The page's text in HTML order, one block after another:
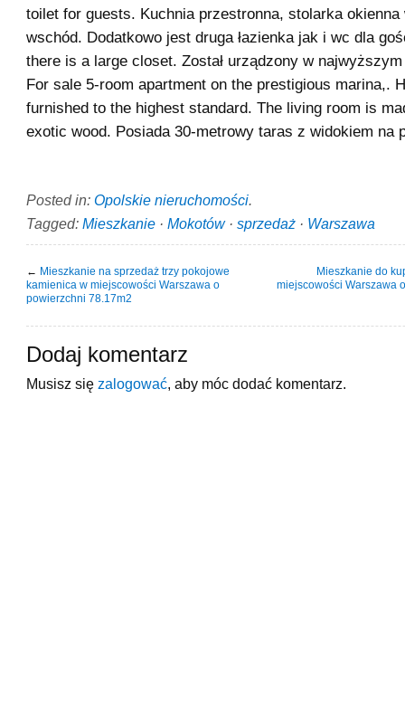
toilet for guests. Kuchnia przestronna, stolarka okienna
wschód. Dodatkowo jest druga łazienka jak i wc dla
there is a large closet. Został urządzony w
For sale 5-room apartment on the prestigious marina,.
furnished to the highest standard. The living room is
exotic wood. Posiada 30-metrowy taras z widokiem na
Posted in: Opolskie nieruchomości.
Tagged: Mieszkanie · Mokotów· sprzedaż · Warszawa
← Mieszkanie na sprzedaż trzy pokojowe
kamienica w miejscowości Warszawa o
powierzchni 78.17m2
Mieszkanie do
miejscowości Warszawa
Dodaj komentarz
Musisz się zalogować , aby móc dodać komentarz.